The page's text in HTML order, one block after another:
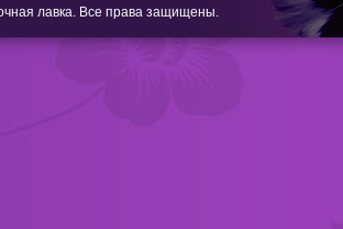
лавка. Все права защищены.